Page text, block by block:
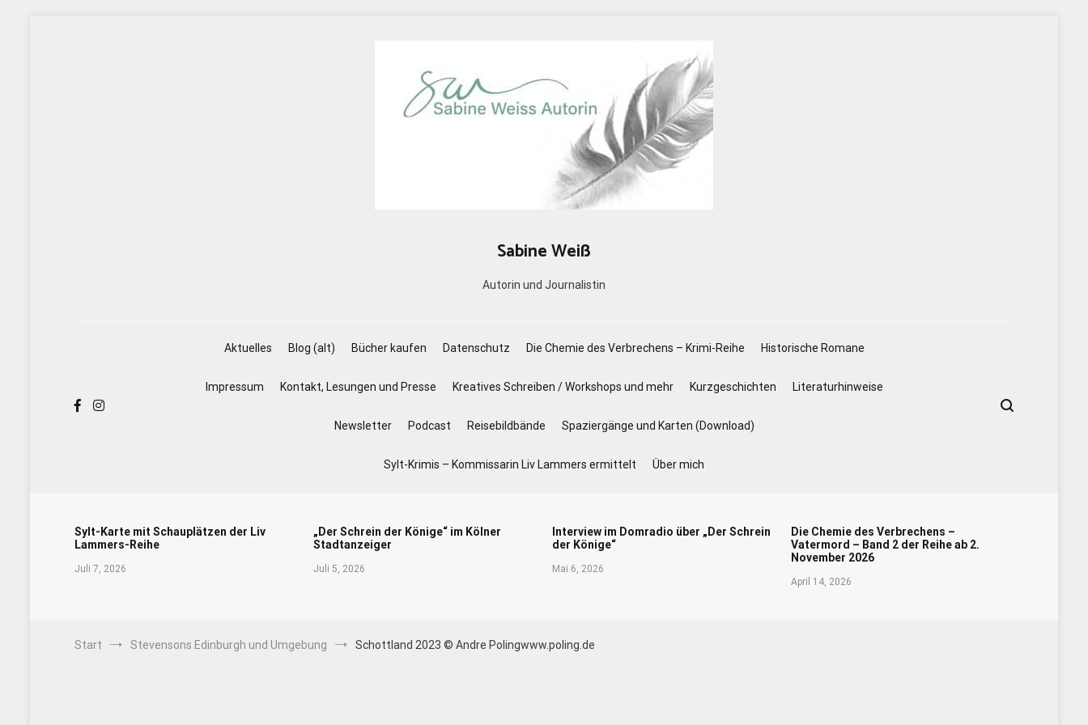
Sabine Weiß
Autorin und Journalistin
Aktuelles Blog (alt) Bücher kaufen Datenschutz Die Chemie des Verbrechens – Krimi-Reihe Historische Romane
Impressum Kontakt, Lesungen und Presse Kreatives Schreiben / Workshops und mehr Kurzgeschichten Literaturhinweise
Newsletter Podcast Reisebildbände Spaziergänge und Karten (Download)
Sylt-Krimis – Kommissarin Liv Lammers ermittelt Über mich
Sylt-Karte mit Schauplätzen der Liv
Lammers-Reihe
Juli 7, 2026
„Der Schrein der Könige“ im Kölner
Stadtanzeiger
Juli 5, 2026
Interview im Domradio über „Der Schrein
der Könige“
Mai 6, 2026
Die Chemie des Verbrechens –
Vatermord – Band 2 der Reihe ab 2.
November 2026
April 14, 2026
Start Stevensons Edinburgh und Umgebung Schottland 2023 © Andre Polingwww.poling.de